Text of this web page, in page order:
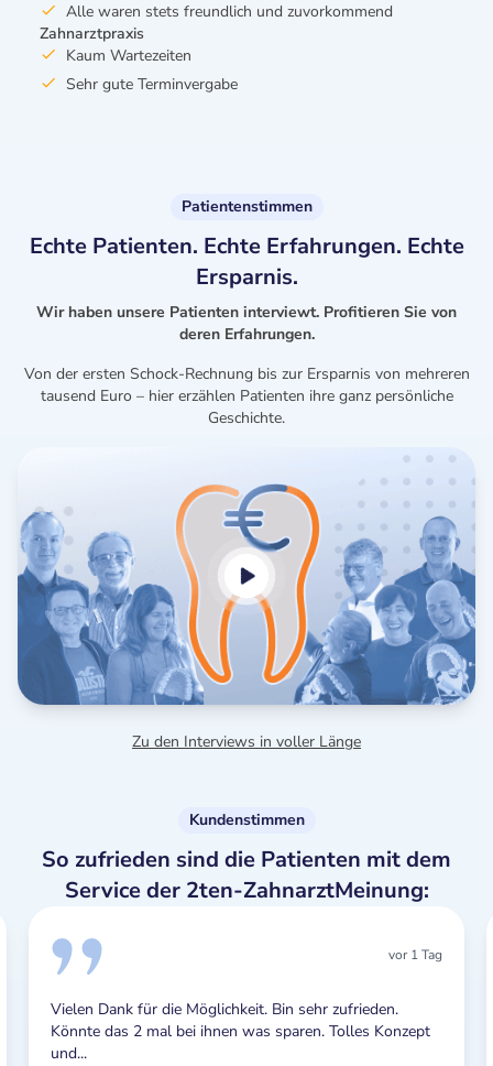
Alle waren stets freundlich und zuvorkommend
Zahnarztpraxis
Kaum Wartezeiten
Sehr gute Terminvergabe
Patientenstimmen
Echte Patienten. Echte Erfahrungen. Echte
Ersparnis.
Wir haben unsere Patienten interviewt. Profitieren Sie von
deren Erfahrungen.
Von der ersten Schock-Rechnung bis zur Ersparnis von mehreren
tausend Euro – hier erzählen Patienten ihre ganz persönliche
Geschichte.
Zu den Interviews in voller Länge
Kundenstimmen
So zufrieden sind die Patienten mit dem
Service der 2ten-ZahnarztMeinung:
vor 1 Tag
Vielen Dank für die Möglichkeit. Bin sehr zufrieden.
Könnte das 2 mal bei ihnen was sparen. Tolles Konzept
und...